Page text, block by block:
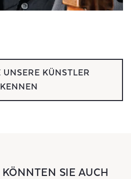
UNSERE KÜNSTLER
KENNEN
SIE AUCH